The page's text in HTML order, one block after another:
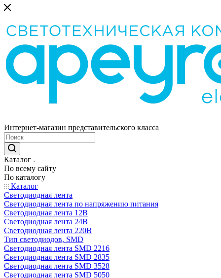
Интернет-магазин представительского класса
Каталог
По всему сайту
По каталогу
Каталог
Светодиодная лента
Светодиодная лента по напряжению питания
Светодиодная лента 12В
Светодиодная лента 24В
Светодиодная лента 220В
Тип светодиодов, SMD
Cветодиодная лента SMD 2216
Светодиодная лента SMD 2835
Светодиодная лента SMD 3528
Светодиодная лента SMD 5050